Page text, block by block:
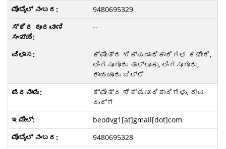
9480695329
--
ಕ್ಷೇತ್ರ ಶಿಕ್ಷಣಾಧಿಕಾರಿಗಳ ಕಛೇರಿ,
ಲಿಂಗಸೂಗೂರು ತಾಲ್ಲೂಕು, ಲಿಂಗಸೂಗೂರು,
ರಾಯಚೂರು ಜಿಲ್ಲೆ
ಕ್ಷೇತ್ರ ಶಿಕ್ಷಣಾಧಿಕಾರಿಗಳು, ದೇವ
ದುರ್ಗ
beodvg1[at]gmail[dot]com
9480695328